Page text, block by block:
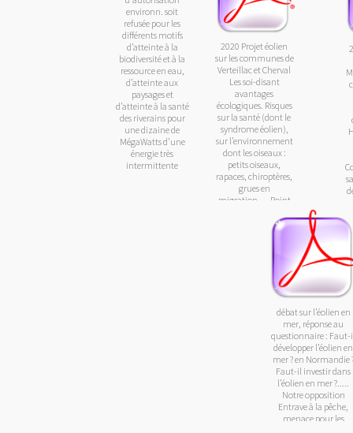
environn. soit
refusée pour les
différents motifs
d’atteinte à la
biodiversité et à la
ressource en eau,
d’atteinte aux
paysages et
d’atteinte à la santé
des riverains pour
une dizaine de
MégaWatts d’une
énergie très
intermittente
2020 Projet éolien
sur les communes de
Verteillac et Cherval
Les soi-disant
avantages
écologiques. Risques
sur la santé (dont le
syndrome éolien),
sur l’environnement
dont les oiseaux :
petits oiseaux,
rapaces, chiroptères,
grues en
migration…. Point
durée de vie et
débat sur l’éolien en
mer, réponse au
questionnaire :
développer l’éolien en
mer ? en Normandie
Faut-il investir dans
l’éolien en mer ?.....
Notre opposition
Entrave à la pêche,
menace pour les